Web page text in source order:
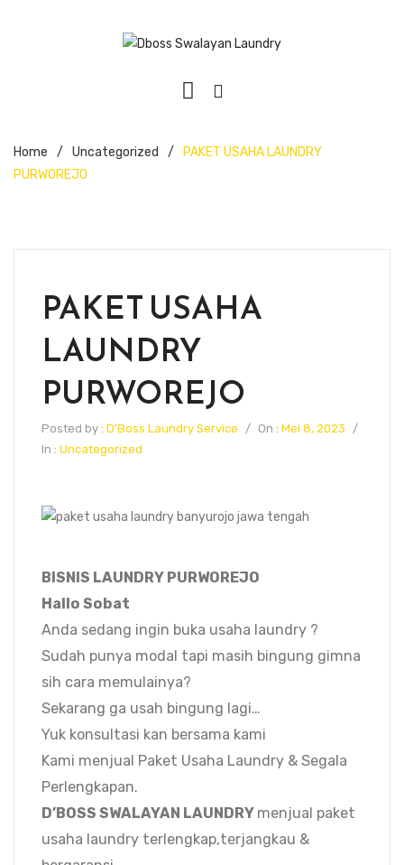
Home / Uncategorized /
PAKET USAHA LAUNDRY
PURWOREJO
PAKET USAHA
LAUNDRY
PURWOREJO
Posted by : D'Boss Laundry Service / On : Mei 8, 2023
/
In : Uncategorized
BISNIS LAUNDRY PURWOREJO
Hallo Sobat
Anda sedang ingin buka usaha laundry ?
Sudah punya modal tapi masih bingung gimna
sih cara memulainya?
Sekarang ga usah bingung lagi…
Yuk konsultasi kan bersama kami
Kami menjual Paket Usaha Laundry & Segala
Perlengkapan.
D’BOSS SWALAYAN LAUNDRY menjual paket
usaha laundry terlengkap,terjangkau &